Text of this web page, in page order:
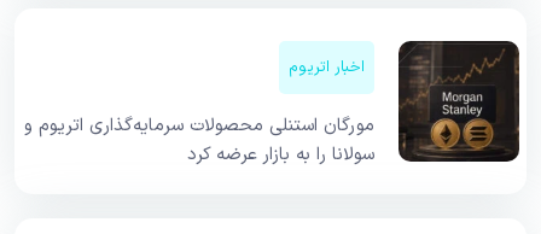
اخبار اتریوم
مورگان استنلی محصولات سرمایه‌گذاری اتریوم و
سولانا را به بازار عرضه کرد